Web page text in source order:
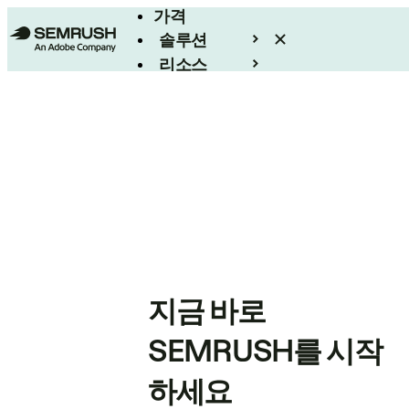
가격
솔루션
리소스
지금 바로
SEMRUSH를 시작
하세요